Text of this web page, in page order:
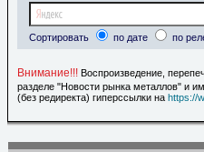
Сортировать по дате по
Внимание!!! Воспроизведение,
разделе "Новости рынка металлов" и
(без редиректа) гиперссылки на https://